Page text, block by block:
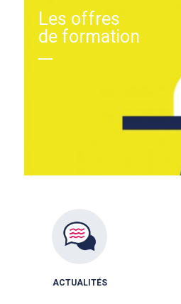
Les offres
de formation
ACTUALITÉS